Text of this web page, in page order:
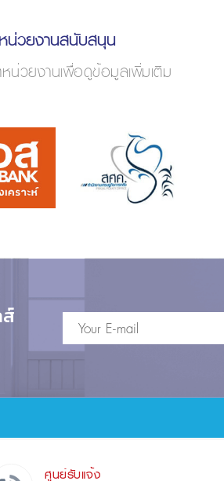
หน่วยงานสนับสนุน
น่วยงานเพื่อดูข้อมูลเพิ่มเติม
ศูนย์รับแจ้ง